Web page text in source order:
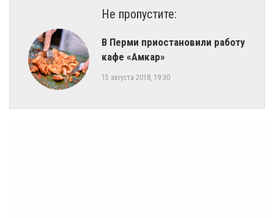
Не пропустите:
​В Перми приостановили работу
кафе «Амкар»
15 августа 2018, 19:30